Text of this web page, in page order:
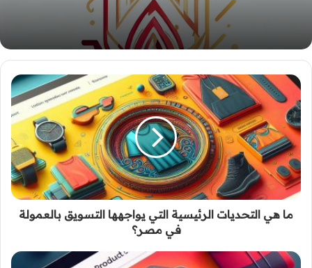
ما هي التحديات الرئيسية التي يواجهها التسويق بالعمولة
في مصر؟